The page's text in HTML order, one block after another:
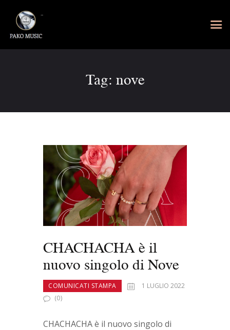
Tag: nove
CHACHACHA è il
nuovo singolo di Nove
COMUNICATI STAMPA
1 LUGLIO 2022
(0)
CHACHACHA è il nuovo singolo di